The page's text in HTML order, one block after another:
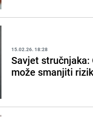
15.02.26. 18:28
Savjet stručnjaka:
može smanjiti